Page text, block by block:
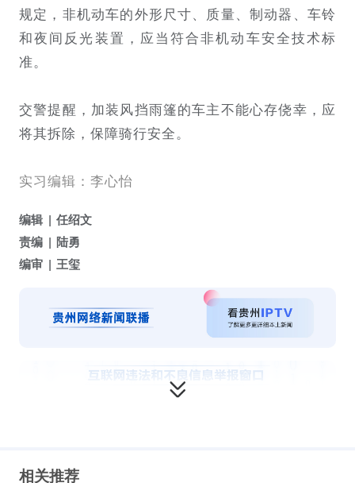
规定，非机动车的外形尺寸、质量、制动器、车铃
和夜间反光装置，应当符合非机动车安全技术标
准。
交警提醒，加装风挡雨篷的车主不能心存侥幸，应
将其拆除，保障骑行安全。
实习编辑：李心怡
编辑
任绍文
责编
陆勇
编审
王玺
相关推荐